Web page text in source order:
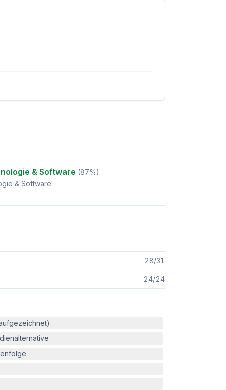
& Software (87%)
& Software
28/31
24/24